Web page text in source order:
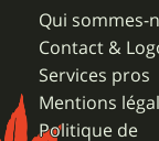
Qui sommes-
Contact &
Services pros
Mentions
Politique de